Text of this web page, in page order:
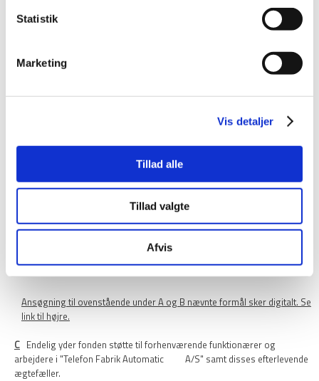
Statistik
Marketing
Vis detaljer
Tillad alle
Tillad valgte
Afvis
AFonden yder støtte til uddannelse og forskning - aktuelt inden for
områderne teknik og mekanik.
Støtte kan ydes til:
​Studierejser, enkeltpersoner - det er en forudsætning, at ansøger
har afsluttet sin universitets- eller professionsbachelor eller har
Uddannelsesprojekter i Danmark og forskning fortrinsvis inden for
teknik og mekanik.
BFonden yder herudover støtte til:
sygdomsbekæmpende arbejde.
Personer i økonomisk trang.
Ansøgning til ovenstående under A og B nævnte formål sker digitalt. Se
link til højre.
CEndelig yder fonden støtte til forhenværende funktionærer og
arbejdere i "Telefon Fabrik Automatic A/S" samt disses efterlevende
ægtefæller.